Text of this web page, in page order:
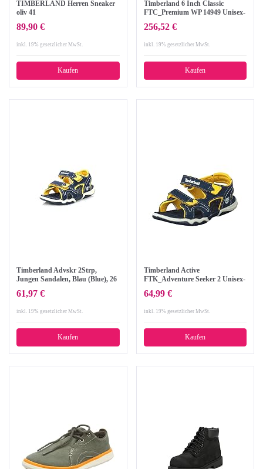
TIMBERLAND Herren Sneaker
oliv 41
89,90 €
inkl. 19% gesetzlicher MwSt.
Kaufen
Timberland 6 Inch Classic
FTC_Premium WP 14949 Unisex-
256,52 €
inkl. 19% gesetzlicher MwSt.
Kaufen
Timberland Advskr 2Strp,
Jungen Sandalen, Blau (Blue), 26
61,97 €
inkl. 19% gesetzlicher MwSt.
Kaufen
Timberland Active
FTK_Adventure Seeker 2 Unisex-
EU
64,99 €
inkl. 19% gesetzlicher MwSt.
Kaufen